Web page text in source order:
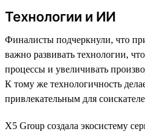
Технологии и ИИ
Финалисты подчеркнули, что
важно развивать технологии,
процессы и увеличивать
К тому же технологичность
привлекательным для
X5 Group создала экосистему